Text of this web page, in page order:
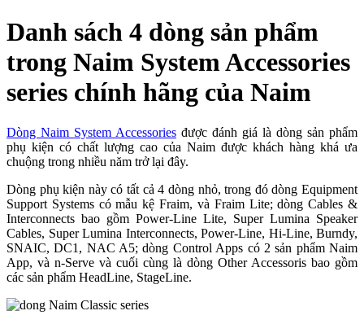
Danh sách 4 dòng sản phẩm
trong Naim System Accessories
series chính hãng của Naim
Dòng Naim System Accessories được đánh giá là dòng sản phẩm
phụ kiện có chất lượng cao của Naim được khách hàng khá ưa
chuộng trong nhiều năm trở lại đây.
Dòng phụ kiện này có tất cả 4 dòng nhỏ, trong đó dòng Equipment
Support Systems có mẫu kệ Fraim, và Fraim Lite; dòng Cables &
Interconnects bao gồm Power-Line Lite, Super Lumina Speaker
Cables, Super Lumina Interconnects, Power-Line, Hi-Line, Burndy,
SNAIC, DC1, NAC A5; dòng Control Apps có 2 sản phẩm Naim
App, và n-Serve và cuối cùng là dòng Other Accessoris bao gồm
các sản phẩm HeadLine, StageLine.